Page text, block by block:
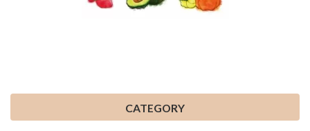
CATEGORY